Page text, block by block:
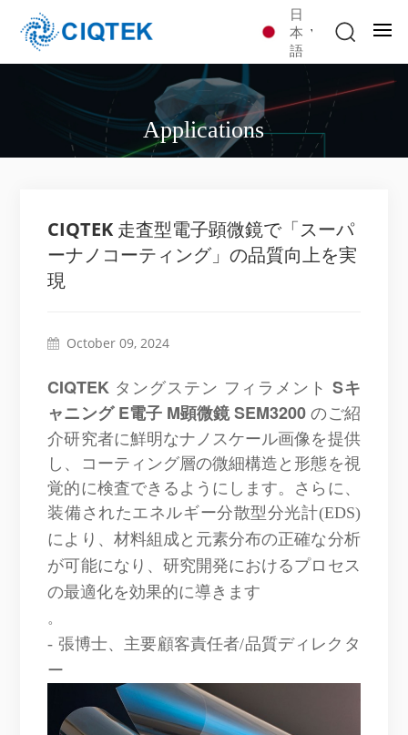
日
本
語
Applications
CIQTEK 走査型電子顕微鏡で「スーパ
ーナノコーティング」の品質向上を実
現
October 09, 2024
CIQTEK タングステン フィラメント Sキ
ャニングE電子 M顕微鏡SEM3200 のご紹
介研究者に鮮明なナノスケール画像を提供
し、コーティング層の微細構造と形態を視
覚的に検査できるようにします。さらに、
装備されたエネルギー分散型分光計(EDS)
により、材料組成と元素分布の正確な分析
が可能になり、研究開発におけるプロセス
の最適化を効果的に導きます
。
- 張博士、主要顧客責任者/品質ディレクタ
ー